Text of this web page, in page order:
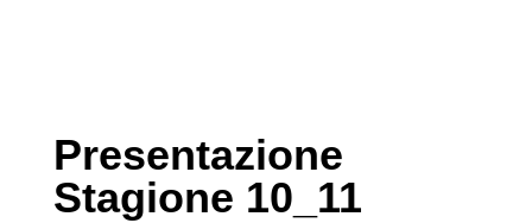
Presentazione
Stagione 10_11